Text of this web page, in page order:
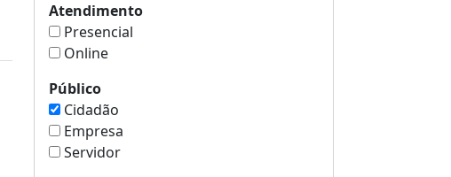
Atendimento
Presencial
Online
Público
Cidadão
Empresa
Servidor